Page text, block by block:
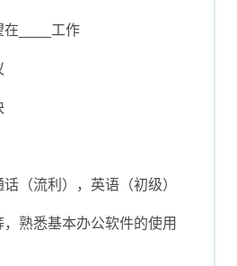
在____工作
（流利），英语（初级）
熟悉基本办公软件的使用